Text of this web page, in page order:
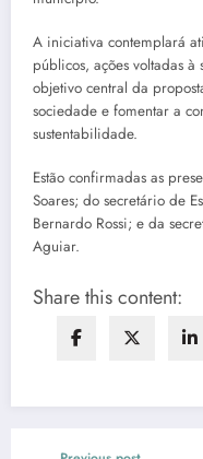
A iniciativa contemplará
públicos, ações voltadas
objetivo central da
sociedade e fomentar a
sustentabilidade.
Estão confirmadas as
Soares; do secretário de
Bernardo Rossi; e da
Aguiar.
Share this content: